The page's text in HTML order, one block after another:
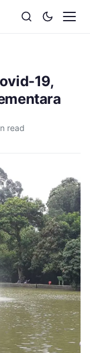
19,
read